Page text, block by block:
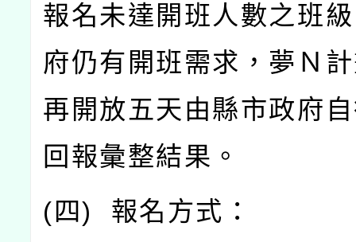
報名未達開班人數之班
府仍有開班需求，夢Ｎ
再開放五天由縣市政府
回報彙整結果。
( 四) 報名方式：